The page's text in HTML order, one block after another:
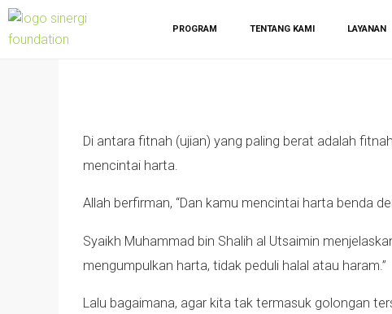
PROGRAM TENTANG KAMI LAYANAN
Di antara fitnah (ujian) yang paling berat adalah
mencintai harta.
Allah berfirman, “Dan kamu mencintai harta benda
Syaikh Muhammad bin Shalih al Utsaimin
mengumpulkan harta, tidak peduli halal atau haram.”
Lalu bagaimana, agar kita tak termasuk golongan